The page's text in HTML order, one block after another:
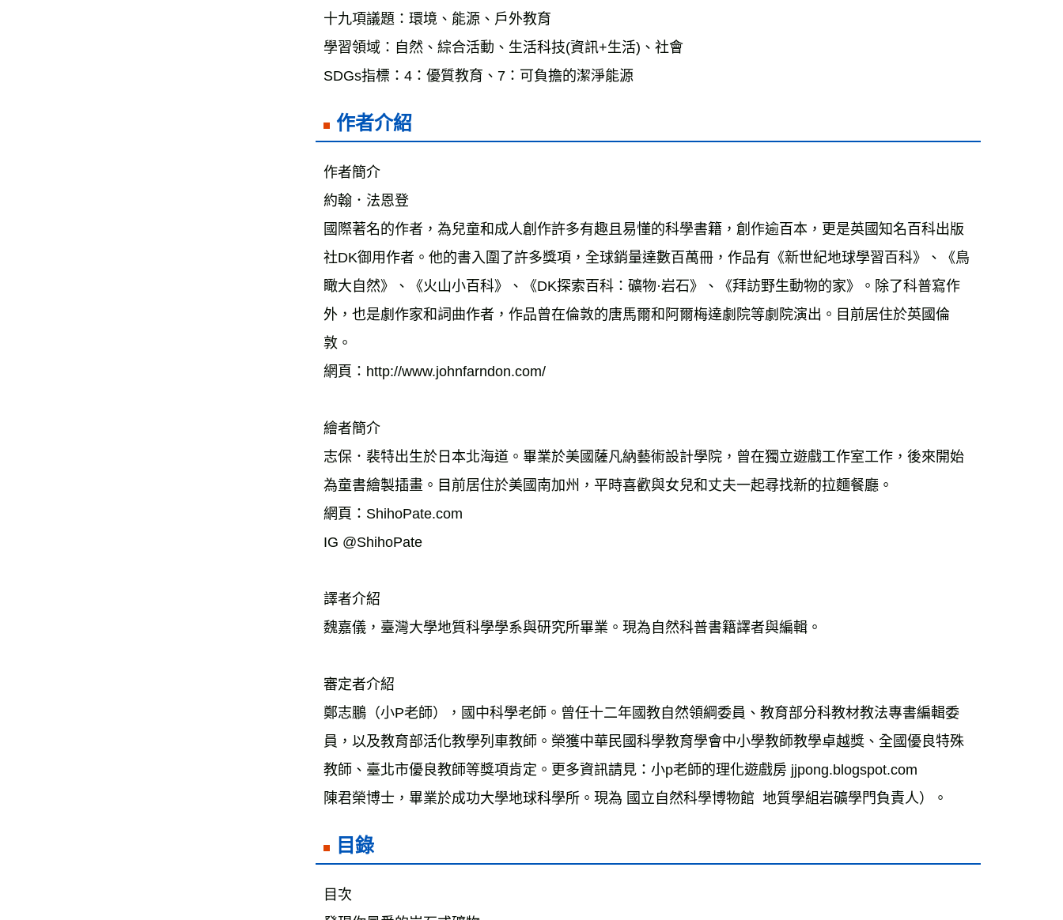
十九項議題：環境、能源、戶外教育
學習領域：自然、綜合活動、生活科技(資訊+生活)、社會
SDGs指標：4：優質教育、7：可負擔的潔淨能源
作者介紹
作者簡介
約翰．法恩登
國際著名的作者，為兒童和成人創作許多有趣且易懂的科學書籍，創作逾百本，更是英國知名百科出版
社DK御用作者。他的書入圍了許多獎項，全球銷量達數百萬冊，作品有《新世紀地球學習百科》、《鳥
瞰大自然》、《火山小百科》、《DK探索百科：礦物·岩石》、《拜訪野生動物的家》。除了科普寫作
外，也是劇作家和詞曲作者，作品曾在倫敦的唐馬爾和阿爾梅達劇院等劇院演出。目前居住於英國倫
敦。
網頁：http://www.johnfarndon.com/
繪者簡介
志保．裴特出生於日本北海道。畢業於美國薩凡納藝術設計學院，曾在獨立遊戲工作室工作，後來開始
為童書繪製插畫。目前居住於美國南加州，平時喜歡與女兒和丈夫一起尋找新的拉麵餐廳。
網頁：ShihoPate.com
IG @ShihoPate
譯者介紹
魏嘉儀，臺灣大學地質科學學系與研究所畢業。現為自然科普書籍譯者與編輯。
審定者介紹
鄭志鵬（小P老師），國中科學老師。曾任十二年國教自然領綱委員、教育部分科教材教法專書編輯委
員，以及教育部活化教學列車教師。榮獲中華民國科學教育學會中小學教師教學卓越獎、全國優良特殊
教師、臺北市優良教師等獎項肯定。更多資訊請見：小p老師的理化遊戲房 jjpong.blogspot.com
陳君榮博士，畢業於成功大學地球科學所。現為 國立自然科學博物館  地質學組岩礦學門負責人）。
目錄
目次